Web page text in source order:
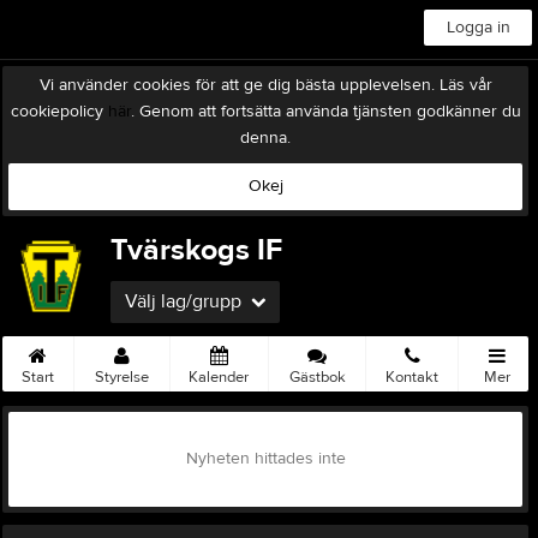
Logga in
Vi använder cookies för att ge dig bästa upplevelsen. Läs vår
cookiepolicy här. Genom att fortsätta använda tjänsten godkänner du
denna.
Okej
Tvärskogs IF
Välj lag/grupp
Start Styrelse Kalender Gästbok Kontakt Mer
Nyheten hittades inte